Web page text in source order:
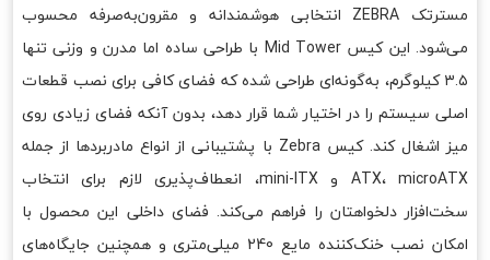
مسترتک ZEBRA انتخابی هوشمندانه و مقرون‌به‌صرفه محسوب
می‌شود. این کیس Mid Tower با طراحی ساده اما مدرن و وزنی تنها
۳.۵ کیلوگرم، به‌گونه‌ای طراحی شده که فضای کافی برای نصب قطعات
اصلی سیستم را در اختیار شما قرار دهد، بدون آنکه فضای زیادی روی
میز اشغال کند. کیس Zebra با پشتیبانی از انواع مادربردها از جمله
ATX، microATX و mini-ITX، انعطاف‌پذیری لازم برای انتخاب
سخت‌افزار دلخواهتان را فراهم می‌کند. فضای داخلی این محصول با
امکان نصب خنک‌کننده مایع 240 میلی‌متری و همچنین جایگاه‌های